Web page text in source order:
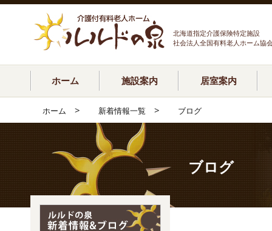
北海道指定介護保険特定施設
社会法人全国有料老人ホーム協
ホーム 施設案内 居室案内
ホーム > 新着情報一覧 > ブログ
ブログ